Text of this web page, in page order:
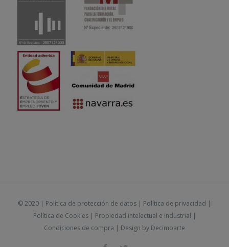
© 2020 | Política de protección de datos | Política de privacidad |
Política de Cookies| Propiedad intelectual e industrial |
Condiciones de compra | Design by Decimoarte